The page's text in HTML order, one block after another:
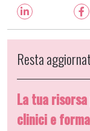
Resta
La tua
clinici e